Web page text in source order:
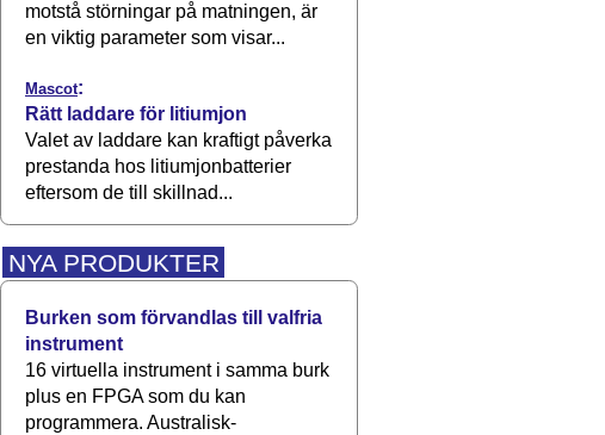
motstå störningar på matningen, är
en viktig parameter som visar...
Mascot:
Rätt laddare för litiumjon
Valet av laddare kan kraftigt påverka
prestanda hos litiumjonbatterier
eftersom de till skillnad...
NYA PRODUKTER
Burken som förvandlas till valfria
instrument
16 virtuella instrument i samma burk
plus en FPGA som du kan
programmera. Australisk-